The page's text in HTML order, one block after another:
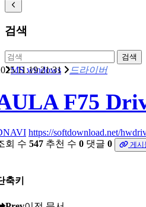
검색
검색
MS windows 드라이버
21:31
F75
https://softdownload.net/
회 수 547 추천 수 0 댓글 0 게시
축키